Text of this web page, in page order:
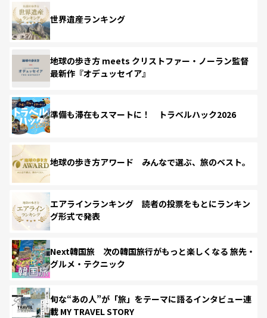
世界遺産ランキング
地球の歩き方 meets クリストファー・ノーラン監督
最新作『オデュッセイア』
準備も滞在もスマートに！ トラベルハック2026
地球の歩き方アワード みんなで選ぶ、旅のベスト。
エアラインランキング 読者の投票をもとにランキン
グ形式で発表
Next韓国旅 次の韓国旅行がもっと楽しくなる 旅先・
グルメ・テクニック
旬な“あの人”が「旅」をテーマに語るインタビュー連
載 MY TRAVEL STORY